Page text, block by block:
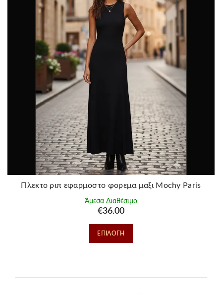
Πλεκτο ριπ εφαρμοστο φορεμα μαξι Mochy Paris
Άμεσα Διαθέσιμο
€36.00
ΕΠΙΛΟΓΉ